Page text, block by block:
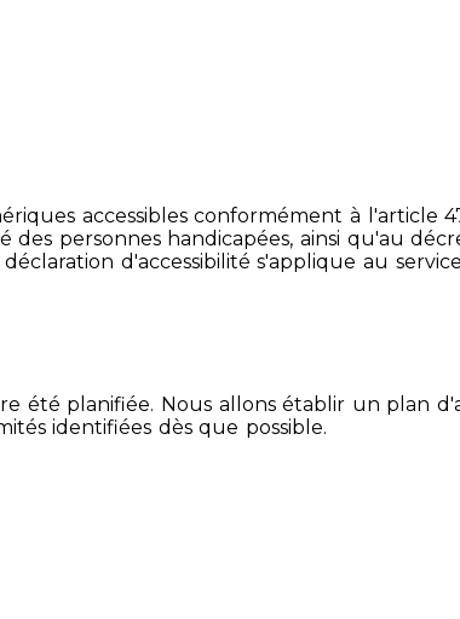
accessibles conformément à l'article
personnes handicapées, ainsi qu'au
d'accessibilité s'applique au
été planifiée. Nous allons établir un plan
identifiées dès que possible.